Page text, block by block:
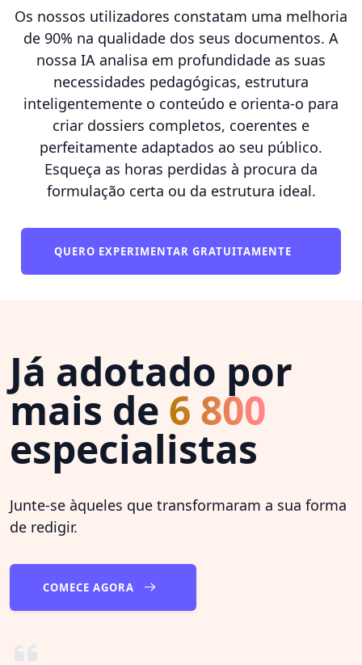
Os nossos utilizadores constatam uma melhoria
de 90% na qualidade dos seus documentos. A
nossa IA analisa em profundidade as suas
necessidades pedagógicas, estrutura
inteligentemente o conteúdo e orienta-o para
criar dossiers completos, coerentes e
perfeitamente adaptados ao seu público.
Esqueça as horas perdidas à procura da
formulação certa ou da estrutura ideal.
QUERO EXPERIMENTAR GRATUITAMENTE
Já adotado por
mais de 6 800
especialistas
Junte-se àqueles que transformaram a sua forma
de redigir.
COMECE AGORA